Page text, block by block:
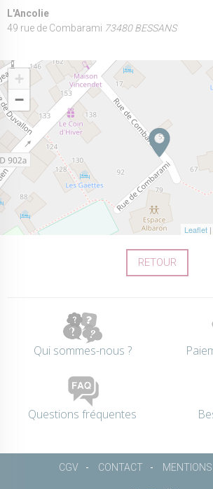
L'Ancolie
49 rue de Combarami 73480 BESSANS
+
−
Leaflet |
RETOUR
Qui sommes-nous ?
Questions fréquentes
CGV CONTACT